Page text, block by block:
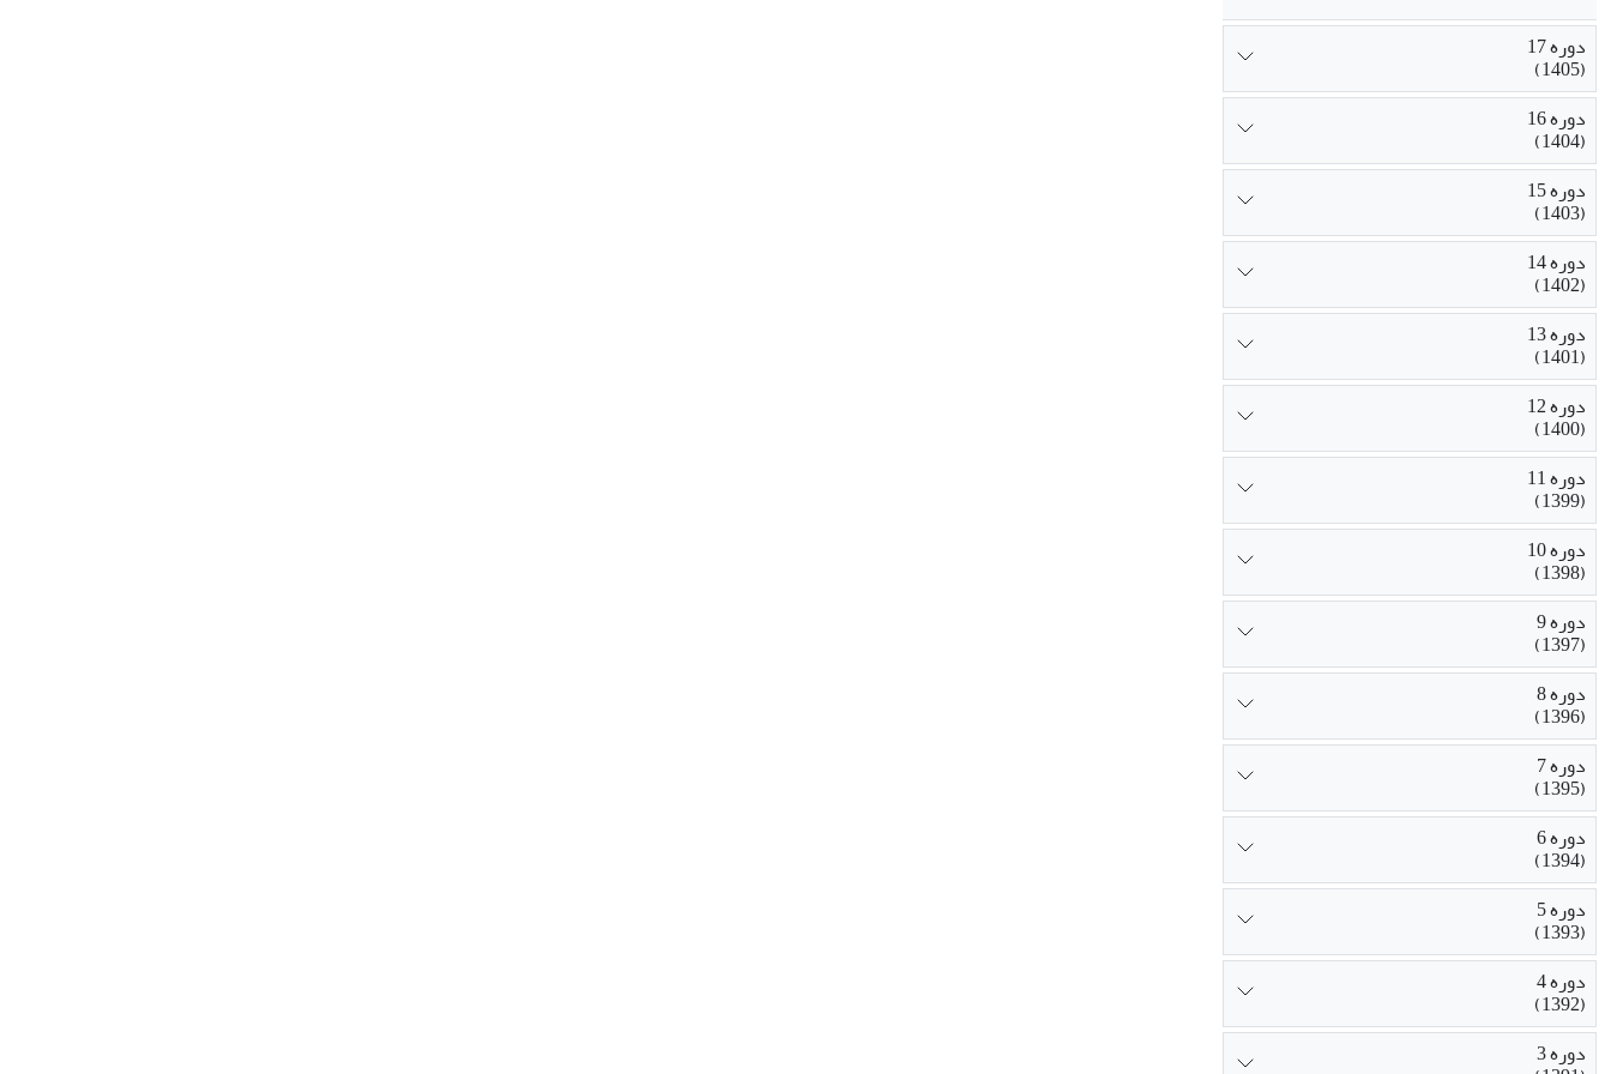
دوره 17
(1405)
دوره 16
(1404)
دوره 15
(1403)
دوره 14
(1402)
دوره 13
(1401)
دوره 12
(1400)
دوره 11
(1399)
دوره 10
(1398)
دوره 9
(1397)
دوره 8
(1396)
دوره 7
(1395)
دوره 6
(1394)
دوره 5
(1393)
دوره 4
(1392)
دوره 3